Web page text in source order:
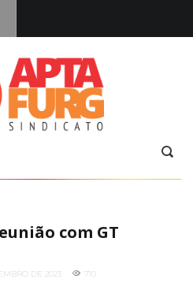
com GT
DE 2023 710